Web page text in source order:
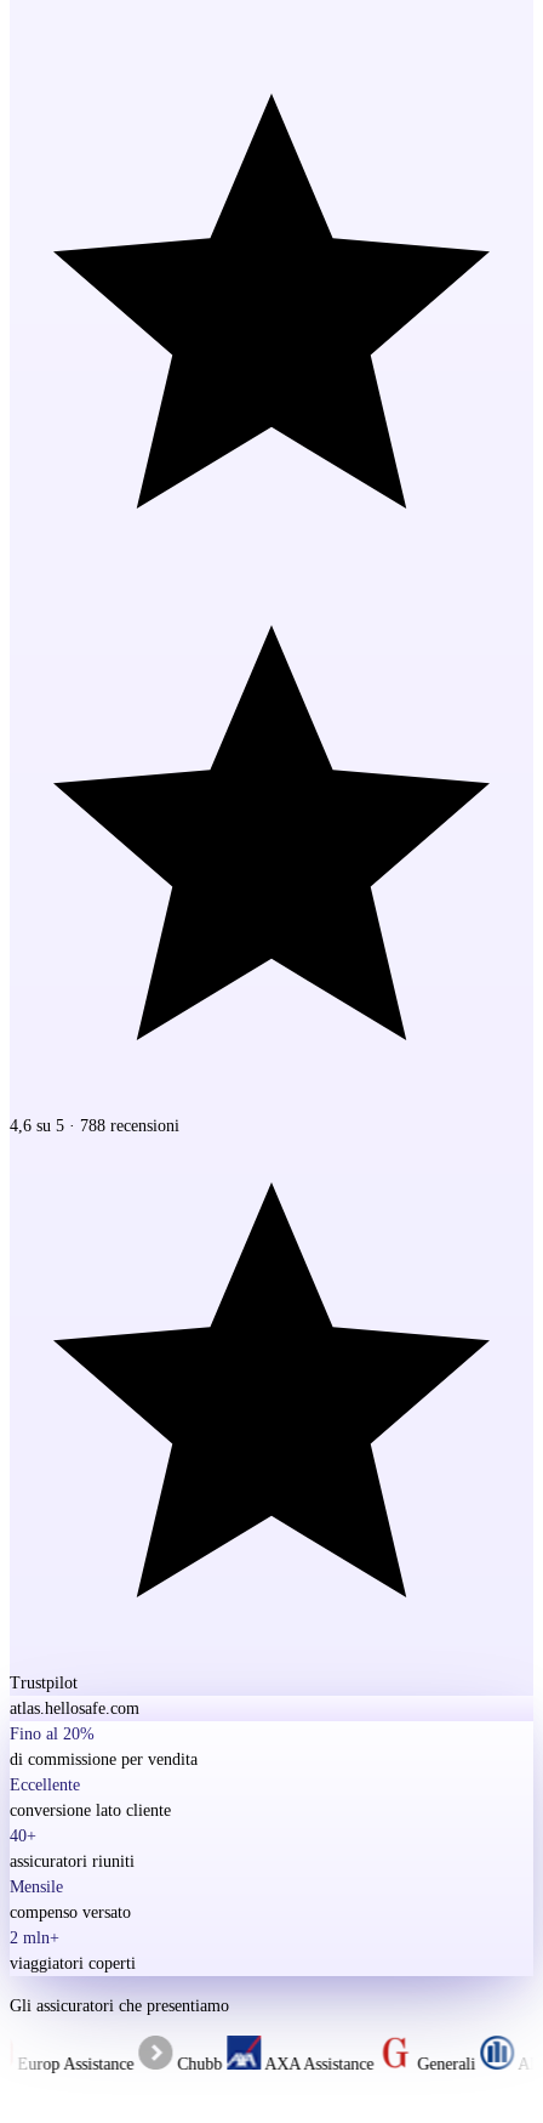
4,6 su 5 · 788 recensioni
Trustpilot
atlas.hellosafe.com
Fino al 20%
di commissione per vendita
Eccellente
conversione lato cliente
40+
assicuratori riuniti
Mensile
compenso versato
2 mln+
viaggiatori coperti
Gli assicuratori che presentiamo
Europ Assistance Chubb AXA Assistance Generali